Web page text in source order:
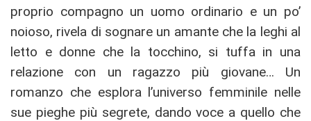
proprio compagno un uomo ordinario e un po’
noioso, rivela di sognare un amante che la leghi al
letto e donne che la tocchino, si tuffa in una
relazione con un ragazzo più giovane… Un
romanzo che esplora l’universo femminile nelle
sue pieghe più segrete, dando voce a quello che